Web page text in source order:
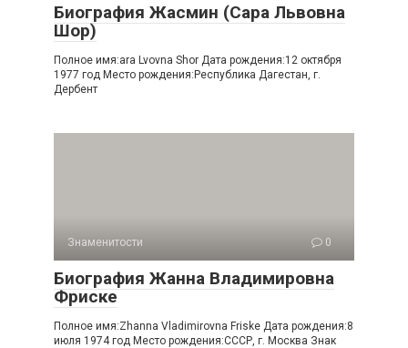
Биография Жасмин (Сара Львовна
Шор)
Полное имя:ara Lvovna Shor Дата рождения:12 октября
1977 год Место рождения:Республика Дагестан, г.
Дербент
Знаменитости 0
Биография Жанна Владимировна
Фриске
Полное имя:Zhanna Vladimirovna Friske Дата рождения:8
июля 1974 год Место рождения:СССР, г. Москва Знак